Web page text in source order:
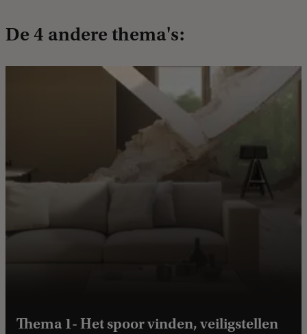
De 4 andere thema's:
Thema 1- Het spoor vinden, veiligstellen